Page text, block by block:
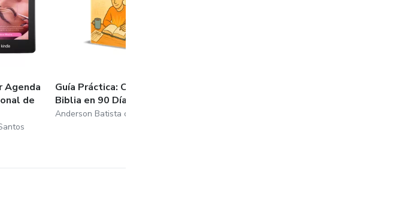
Agenda
de
Guía Práctica: Cómo Leer la
Biblia en 90 Días
Anderson Batista dos Santos